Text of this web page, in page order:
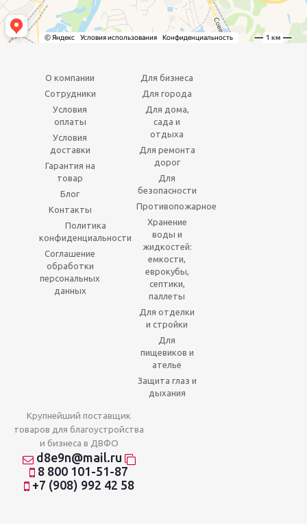
О компании
Сотрудники
Условия
оплаты
Условия
доставки
Гарантия на
товар
Блог
Контакты
Политика
конфиденциальности
Соглашение
обработки
персональных
данных
Для бизнеса
Для города
Для дома,
сада и
отдыха
Для ремонта
дорог
Для
безопасности
Противопожарное
Хранение
воды и
жидкостей:
емкости,
еврокубы,
септики,
паллеты
Для отделки
и стройки
Для
пищевиков и
ателье
Защита глаз и
дыхания
Крупнейший поставщик
товаров для благоустройства
и бизнеса в ДВФО
d8e9n@mail.ru
8 800 101-51-87
+7 (908) 992 42 58